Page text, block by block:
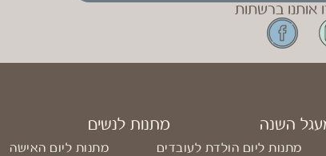
אותנו ברשתות
השנה
מתנות ליום הולדת לעובדים
מתנות לנשים
מתנות ליום האישה